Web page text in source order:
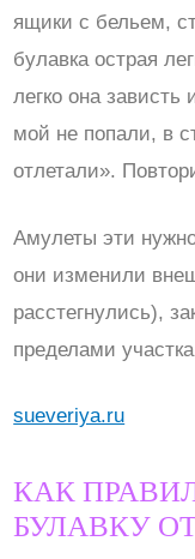
ящики с бельем,
булавка острая
легко она зависть
мой не попали, в
отлетали».
Амулеты эти
они изменили
расстегнулись),
пределами
sueveriya.ru
КАК
БУЛАВКУ